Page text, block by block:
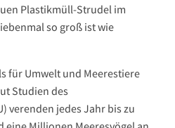
Plastikmüll-Strudel im
so groß ist wie
für Umwelt und Meerestiere
Studien des
verenden jedes Jahr bis zu